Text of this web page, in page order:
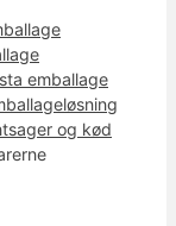
emballage
og kød